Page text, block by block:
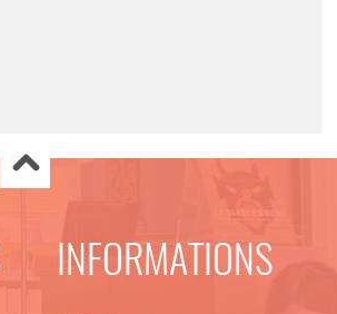
INFORMATIONS